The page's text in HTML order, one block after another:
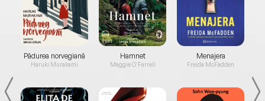
Pădurea norvegiană
Haruki Murakami
Hamnet
Maggie O'Farrell
Menajera
Freida McFadden